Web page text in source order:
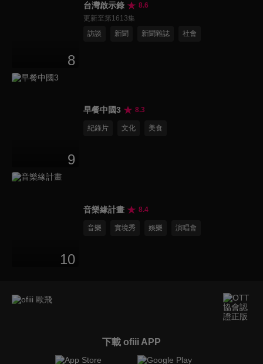
8
台灣啟示錄
8.6
更新至第1613集
訪談
新聞 新聞雜誌 社會
9
早餐中國3 8.3
紀錄片 文化 美食
10
音樂緣計畫 8.4
音樂 實境秀 娛樂 演唱會
下載 ofiii APP